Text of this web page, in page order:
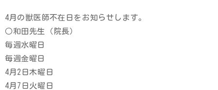
4月の獣医師不在日をお知らせします。
○和田先生（院長）
毎週水曜日
毎週金曜日
4月2日木曜日
4月7日火曜日